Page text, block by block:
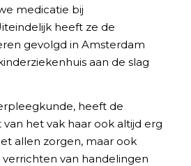
medicatie bij
heeft ze de
gevolgd in Amsterdam
aan de slag
heeft de
het vak haar ook altijd erg
allen zorgen, maar ook
van handelingen